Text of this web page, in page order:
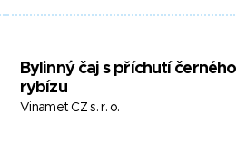
Bylinný čaj s příchutí černého
rybízu
Vinamet CZ s. r. o.